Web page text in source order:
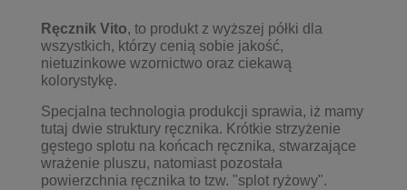
Ręcznik Vito, to produkt z wyższej półki dla
wszystkich, którzy cenią sobie jakość,
nietuzinkowe wzornictwo oraz ciekawą
kolorystykę.
Specjalna technologia produkcji sprawia, iż mamy
tutaj dwie struktury ręcznika. Krótkie strzyżenie
gęstego splotu na końcach ręcznika, stwarzające
wrażenie pluszu, natomiast pozostała
powierzchnia ręcznika to tzw. "splot ryżowy".